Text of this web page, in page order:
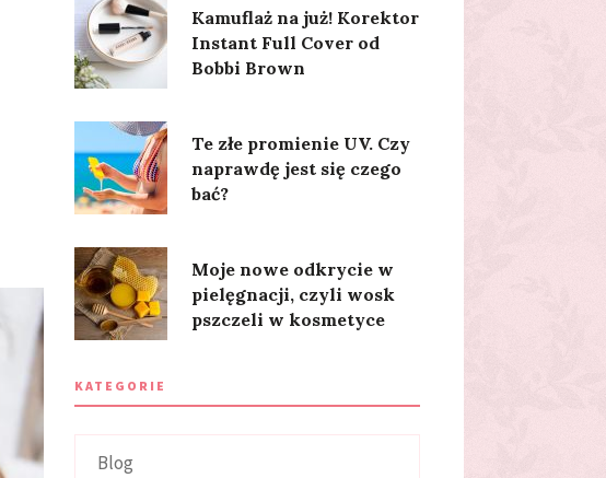
Kamuflaż na już! Korektor
Instant Full Cover od
Bobbi Brown
Te złe promienie UV. Czy
naprawdę jest się czego
bać?
Moje nowe odkrycie w
pielęgnacji, czyli wosk
pszczeli w kosmetyce
KATEGORIE
Blog